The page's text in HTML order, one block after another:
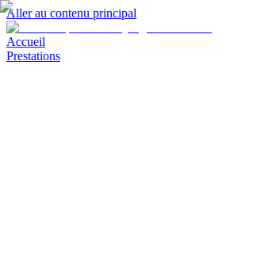
Aller au contenu principal
Accueil
Prestations